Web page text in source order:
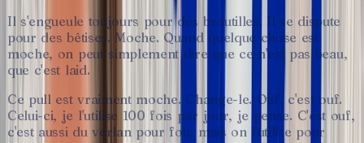
Il s'engueule toujours pour des broutilles. Il se dispute
pour des bêtises. Moche. Quand quelque chose est
moche, on peut simplement dire que ce n'est pas beau,
que c'est laid.
Ce pull est vraiment moche. Change-le. Ouf, c'est ouf.
Celui-ci, je l'utilise 100 fois par jour, je pense. C'est ouf,
c'est aussi du verlan pour fou, mais on l'utilise pour